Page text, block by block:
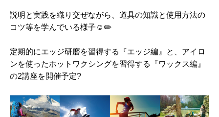
説明と実践を織り交ぜながら、道具の知識と使用方法の
コツ等を学んでいる様子☺️✏️
定期的にエッジ研磨を習得する『エッジ編』と、アイロ
ンを使ったホットワクシングを習得する『ワックス編』
の2講座を開催予定?